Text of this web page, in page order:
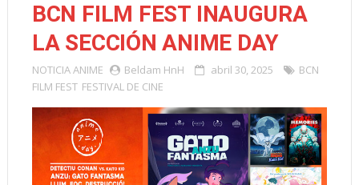
BCN FILM FEST INAUGURA
LA SECCIÓN ANIME DAY
NOTICIAANIME Beldam HnH abril 30, 2025
BCN
FILM FEST FESTIVAL DE CINE